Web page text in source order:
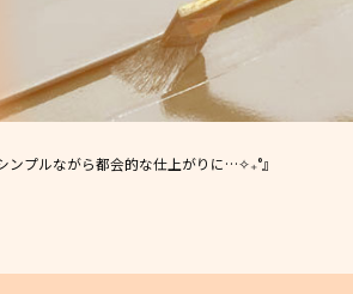
ンプルながら都会的な仕上がりに…✧₊°』